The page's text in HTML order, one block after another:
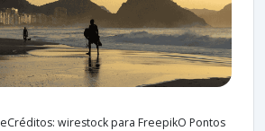
wirestock para FreepikO Pontos